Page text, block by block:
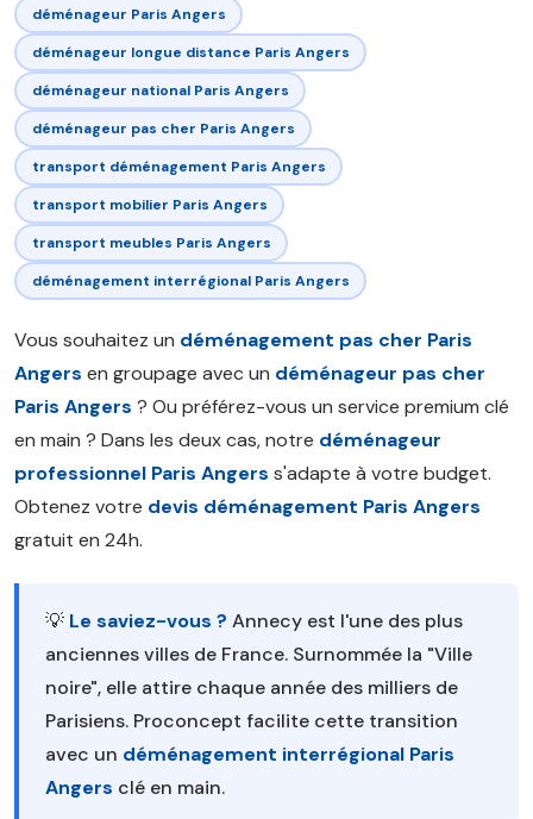
déménageur Paris Angers
déménageur longue distance Paris Angers
déménageur national Paris Angers
déménageur pas cher Paris Angers
transport déménagement Paris Angers
transport mobilier Paris Angers
transport meubles Paris Angers
déménagement interrégional Paris Angers
Vous souhaitez un déménagement pas cher Paris
Angers en groupage avec un déménageur pas cher
Paris Angers ? Ou préférez-vous un service premium clé
en main ? Dans les deux cas, notre déménageur
professionnel Paris Angers s'adapte à votre budget.
Obtenez votre devis déménagement Paris Angers
gratuit en 24h.
💡 Le saviez-vous ? Annecy est l'une des plus
anciennes villes de France. Surnommée la "Ville
noire", elle attire chaque année des milliers de
Parisiens. Proconcept facilite cette transition
avec un déménagement interrégional Paris
Angers clé en main.